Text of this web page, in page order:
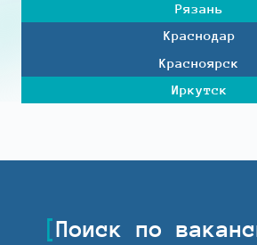
Рязань
Краснодар
Красноярск
Иркутск
Поиск по